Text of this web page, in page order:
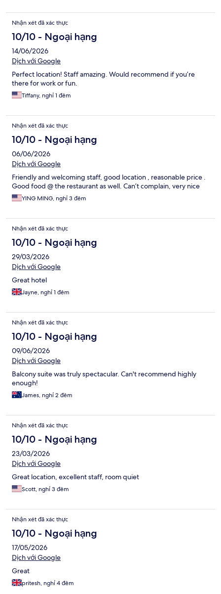
Nhận xét đã xác thực
10/10 - Ngoại hạng
14/06/2026
Dịch với Google
Perfect location! Staff amazing. Would recommend if you’re
there for work or fun.
Tiffany, nghỉ 1 đêm
Nhận xét đã xác thực
10/10 - Ngoại hạng
06/06/2026
Dịch với Google
Friendly and welcoming staff, good location , reasonable price .
Good food @ the restaurant as well. Can’t complain, very nice
YING MING, nghỉ 3 đêm
Nhận xét đã xác thực
10/10 - Ngoại hạng
29/03/2026
Dịch với Google
Great hotel
Jayne, nghỉ 1 đêm
Nhận xét đã xác thực
10/10 - Ngoại hạng
09/06/2026
Dịch với Google
Balcony suite was truly spectacular. Can't recommend highly
enough!
James, nghỉ 2 đêm
Nhận xét đã xác thực
10/10 - Ngoại hạng
23/03/2026
Dịch với Google
Great location, excellent staff, room quiet
Scott, nghỉ 3 đêm
Nhận xét đã xác thực
10/10 - Ngoại hạng
17/05/2026
Dịch với Google
Great
pritesh, nghỉ 4 đêm